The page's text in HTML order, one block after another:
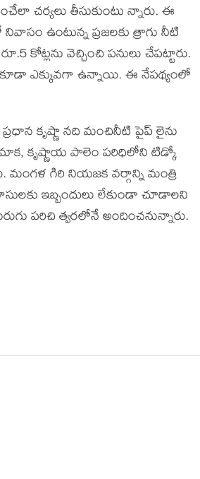
చ‌ర్యలు తీసుకుంటు న్నారు. ఈ
ఉంటున్న ప్రజలకు త్రాగు నీటి
కోట్లను వెచ్చించి ప‌నులు చేప‌ట్టారు.
కూడా ఎక్కువ‌గా ఉన్నాయి. ఈ నేప‌థ్యంలో
కృష్ణా నది మంచినీటి పైప్ లైను
కృష్ణాయ పాలెం పరిధిలోని టిడ్కో
మంగళ గిరి నియజక వర్గాన్ని మంత్రి
ఇబ్బందులు లేకుండా చూడాల‌ని
ప‌రిచి త్వ‌ర‌లోనే అందించ‌నున్నారు.